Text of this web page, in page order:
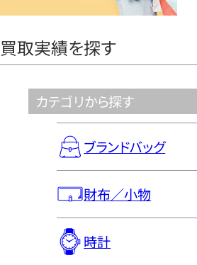
買取実績を探す
カテゴリから探す
ブランドバッグ
財布／小物
時計